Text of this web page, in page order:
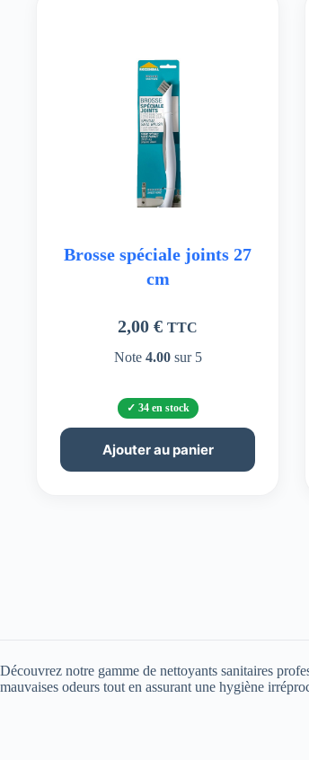
Brosse spéciale joints 27
cm
2,00€ TTC
Note 4.00sur 5
34 en stock
Ajouter au panier
Découvrez notre gamme de nettoyants sanitaires
mauvaises odeurs tout en assurant une hygiène